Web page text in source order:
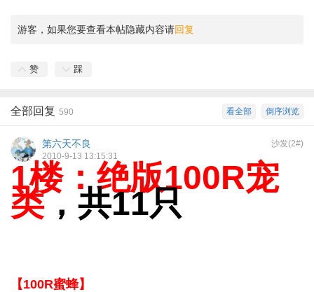
游客，如果您要查看本帖隐藏内容请回复
赞 踩
倒序浏览
看全部
全部回复 590
沙发(2#)
第六天不良
2010-9-13 13:15:31
1楼：绝版100R宠
类，共11只
【100R蜜蜂】